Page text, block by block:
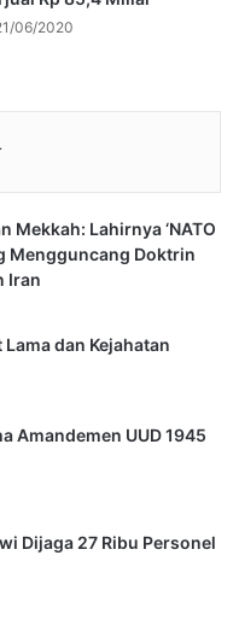
06/2020
Mekkah: Lahirnya ‘NATO
Mengguncang Doktrin
Iran
dan Kejahatan
Amandemen UUD 1945
Dijaga 27 Ribu Personel